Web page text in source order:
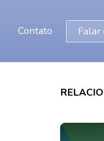
Contato Falar